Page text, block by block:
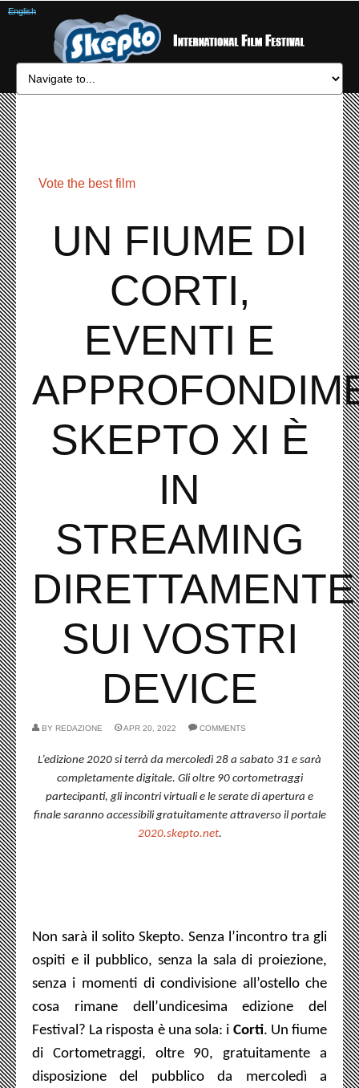
Vote the best film
UN FIUME DI
CORTI,
EVENTI E
SKEPTO XI È
IN
STREAMING
DIRETTAMENTE
SUI VOSTRI
DEVICE
BY REDAZIONE APR 20, 2022 COMMENTS
L’edizione 2020 si terrà da mercoledì 28 a sabato 31 e sarà
completamente digitale. Gli oltre 90 cortometraggi
partecipanti, gli incontri virtuali e le serate di apertura e
finale saranno accessibili gratuitamente attraverso il portale
2020.skepto.net.
Non sarà il solito Skepto. Senza l’incontro tra gli
ospiti e il pubblico, senza la sala di proiezione,
senza i momenti di condivisione all’ostello che
cosa rimane dell’undicesima edizione del
Festival? La risposta è una sola: i Corti. Un fiume
di Cortometraggi, oltre 90, gratuitamente a
disposizione del pubblico da mercoledì a
English